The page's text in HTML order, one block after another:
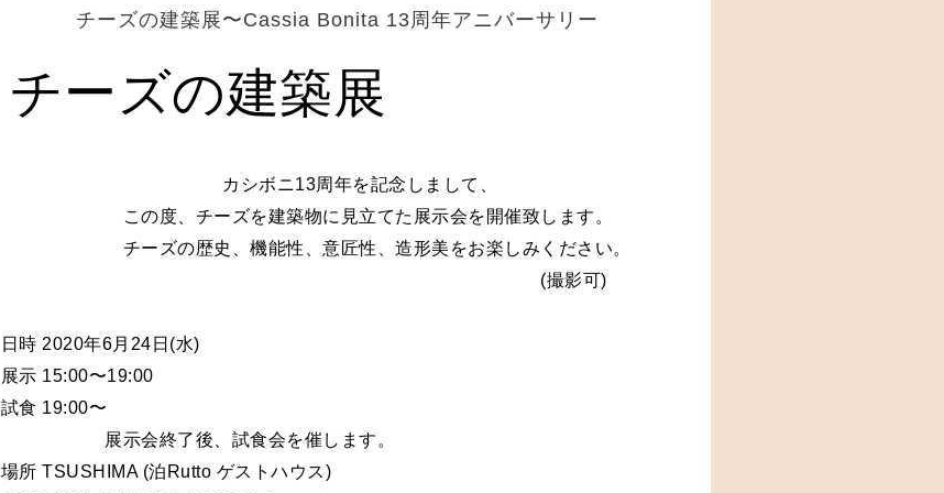
チーズの建築展〜Cassia Bonita 13周年アニバーサリー
チーズの建築展
カシボニ13周年を記念しまして、
この度、チーズを建築物に見立てた展示会を開催致します。
チーズの歴史、機能性、意匠性、造形美をお楽しみください。
(撮影可)
日時 2020年6月24日(水)
展示 15:00〜19:00
試食 19:00〜 ​
展示会終了後、試食会を催します。
場所 TSUSHIMA (泊Rutto ゲストハウス) ​